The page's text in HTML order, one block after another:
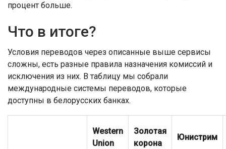
процент больше.
Что в итоге?
Условия переводов через описанные выше сервисы
сложны, есть разные правила назначения комиссий и
исключения из них. В таблицу мы собрали
международные системы переводов, которые
доступны в белорусских банках.
Western
Union
Золотая
корона
Юнистрим